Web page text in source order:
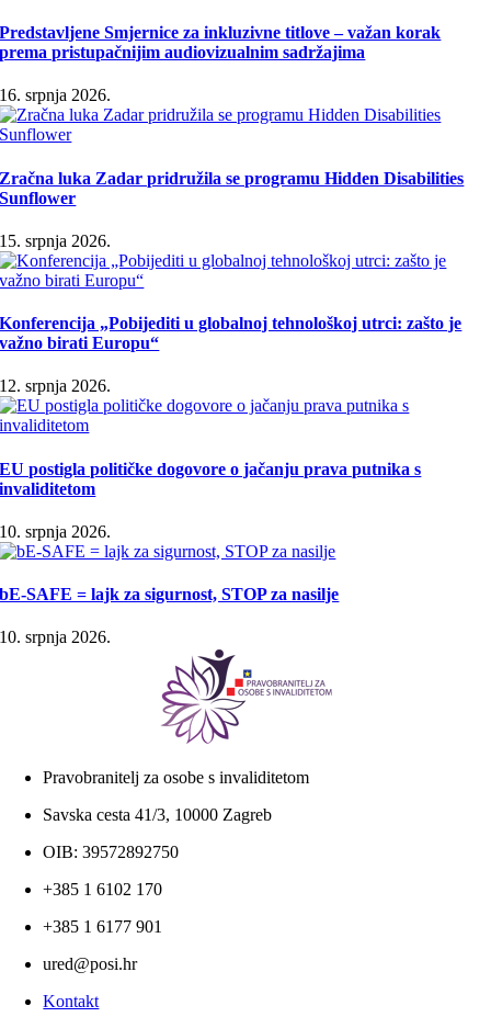
Predstavljene Smjernice za inkluzivne titlove – važan korak
prema pristupačnijim audiovizualnim sadržajima
16. srpnja 2026.
Zračna luka Zadar pridružila se programu Hidden Disabilities
Sunflower
15. srpnja 2026.
Konferencija „Pobijediti u globalnoj tehnološkoj utrci: zašto je
važno birati Europu“
12. srpnja 2026.
EU postigla političke dogovore o jačanju prava putnika s
invaliditetom
10. srpnja 2026.
bE-SAFE = lajk za sigurnost, STOP za nasilje
10. srpnja 2026.
Pravobranitelj za osobe s invaliditetom
Savska cesta 41/3, 10000 Zagreb
OIB: 39572892750
+385 1 6102 170
+385 1 6177 901
ured@posi.hr
Kontakt